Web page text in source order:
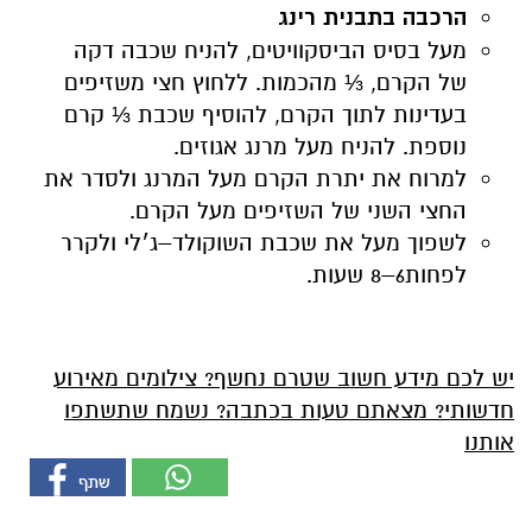
הרכבה בתבנית רינג
מעל בסיס הביסקוויטים, להניח שכבה דקה
של הקרם, ⅓ מהכמות. ללחוץ חצי משזיפים
בעדינות לתוך הקרם, להוסיף שכבת ⅓ קרם
נוספת. להניח מעל מרנג אגוזים.
למרוח את יתרת הקרם מעל המרנג ולסדר את
החצי השני של השזיפים מעל הקרם.
לשפוך מעל את שכבת השוקולד–ג׳לי ולקרר
לפחות6–8 שעות.
יש לכם מידע חשוב שטרם נחשף? צילומים מאירוע
חדשותי? מצאתם טעות בכתבה? נשמח שתשתפו
אותנו